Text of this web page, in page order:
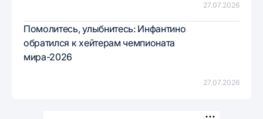
27.07.2026
27.07.2026
Помолитесь, улыбнитесь: Инфантино
обратился к хейтерам чемпионата
мира-2026